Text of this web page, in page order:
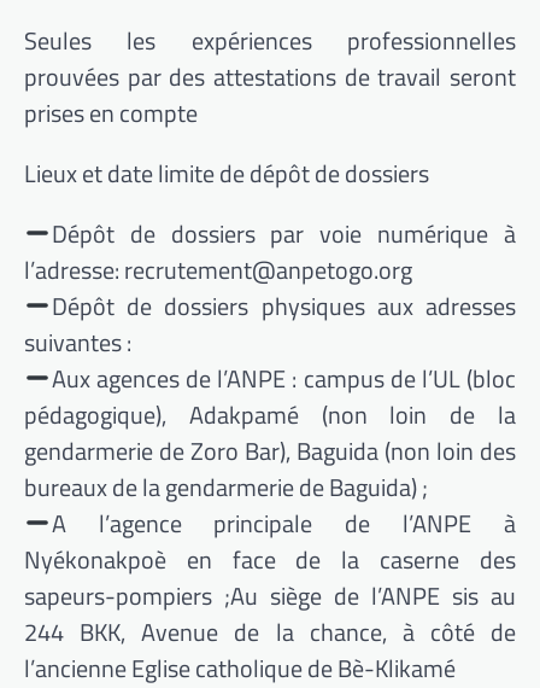
Seules les expériences professionnelles
prouvées par des attestations de travail seront
prises en compte
Lieux et date limite de dépôt de dossiers
Dépôt de dossiers par voie numérique à
l’adresse: recrutement@anpetogo.org
Dépôt de dossiers physiques aux adresses
suivantes :
Aux agences de l’ANPE : campus de l’UL (bloc
pédagogique), Adakpamé (non loin de la
gendarmerie de Zoro Bar), Baguida (non loin des
bureaux de la gendarmerie de Baguida) ;
A l’agence principale de l’ANPE à
Nyékonakpoè en face de la caserne des
sapeurs-pompiers ;Au siège de l’ANPE sis au
244 BKK, Avenue de la chance, à côté de
l’ancienne Eglise catholique de Bè-Klikamé